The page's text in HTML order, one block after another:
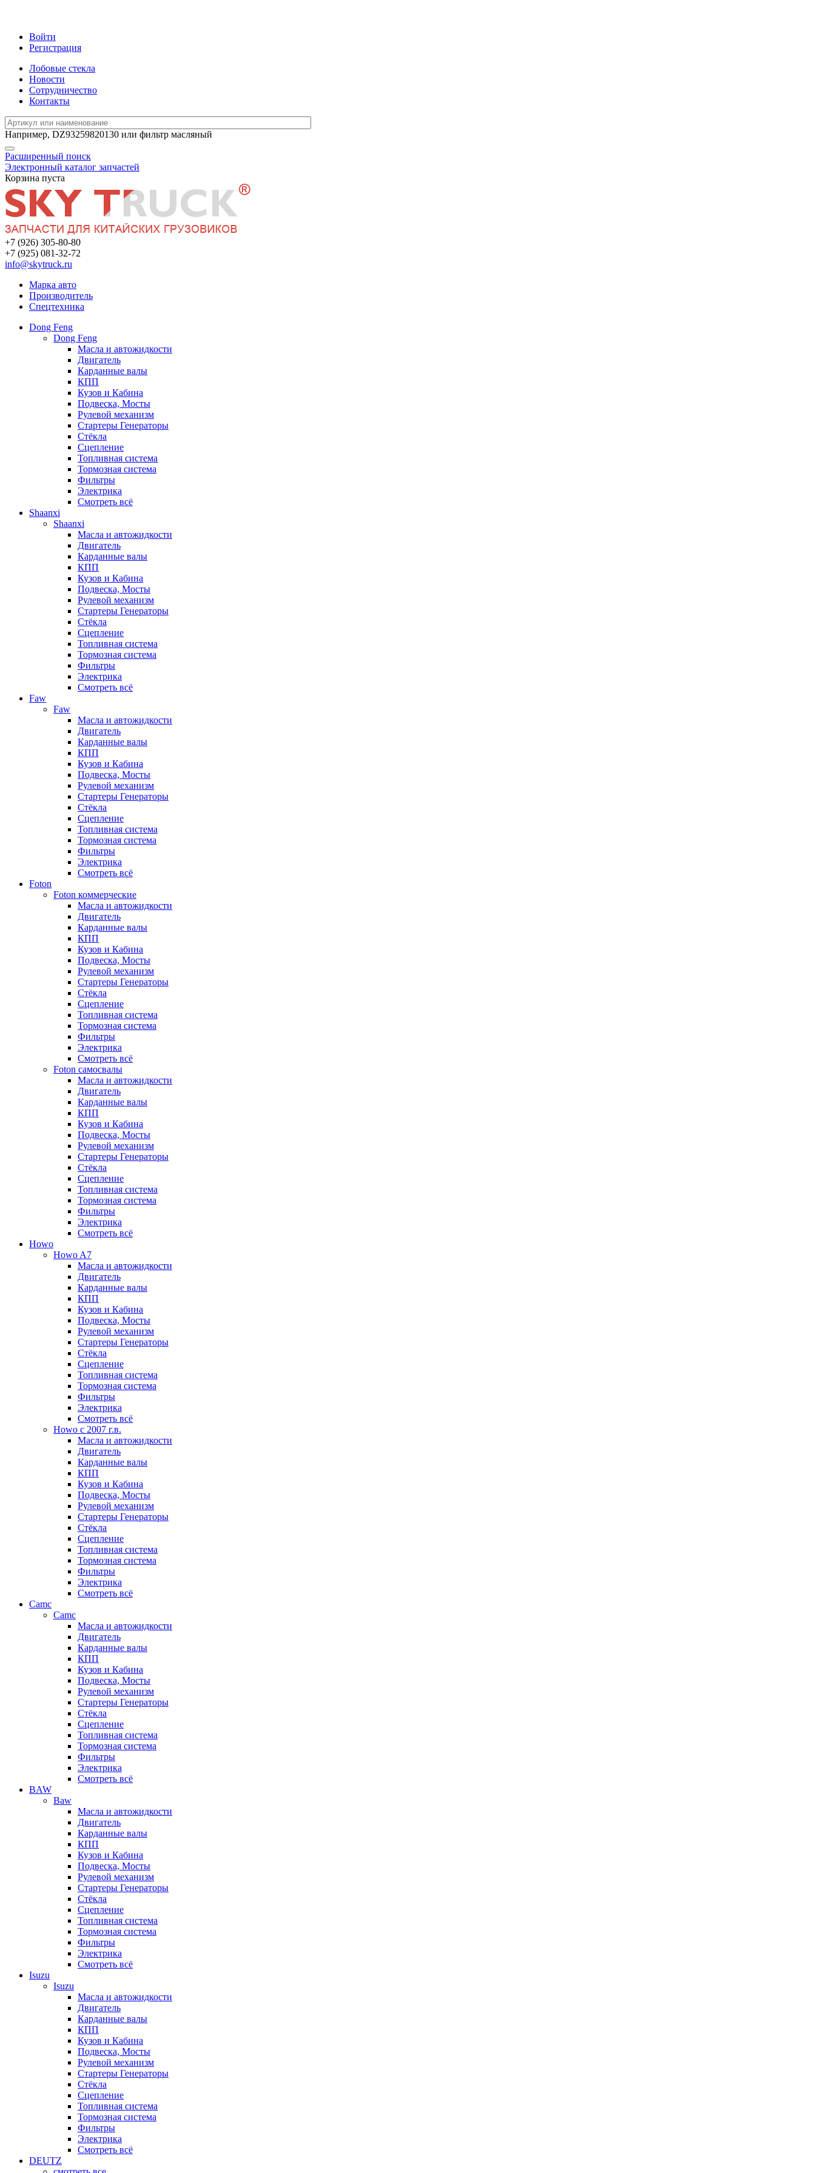
Войти
Регистрация
Лобовые стекла
Новости
Сотрудничество
Контакты
Например, DZ93259820130 или фильтр масляный
Расширенный поиск
Электронный каталог запчастей
Корзина пуста
+7 (926) 305-80-80
+7 (925) 081-32-72
info@skytruck.ru
Марка авто
Производитель
Спецтехника
Dong Feng
Dong Feng
Масла и автожидкости
Двигатель
Карданные валы
КПП
Кузов и Кабина
Подвеска, Мосты
Рулевой механизм
Стартеры Генераторы
Стёкла
Сцепление
Топливная система
Тормозная система
Фильтры
Электрика
Смотреть всё
Shaanxi
Shaanxi
Масла и автожидкости
Двигатель
Карданные валы
КПП
Кузов и Кабина
Подвеска, Мосты
Рулевой механизм
Стартеры Генераторы
Стёкла
Сцепление
Топливная система
Тормозная система
Фильтры
Электрика
Смотреть всё
Faw
Faw
Масла и автожидкости
Двигатель
Карданные валы
КПП
Кузов и Кабина
Подвеска, Мосты
Рулевой механизм
Стартеры Генераторы
Стёкла
Сцепление
Топливная система
Тормозная система
Фильтры
Электрика
Смотреть всё
Foton
Foton коммерческие
Масла и автожидкости
Двигатель
Карданные валы
КПП
Кузов и Кабина
Подвеска, Мосты
Рулевой механизм
Стартеры Генераторы
Стёкла
Сцепление
Топливная система
Тормозная система
Фильтры
Электрика
Смотреть всё
Foton самосвалы
Масла и автожидкости
Двигатель
Карданные валы
КПП
Кузов и Кабина
Подвеска, Мосты
Рулевой механизм
Стартеры Генераторы
Стёкла
Сцепление
Топливная система
Тормозная система
Фильтры
Электрика
Смотреть всё
Howo
Howo A7
Масла и автожидкости
Двигатель
Карданные валы
КПП
Кузов и Кабина
Подвеска, Мосты
Рулевой механизм
Стартеры Генераторы
Стёкла
Сцепление
Топливная система
Тормозная система
Фильтры
Электрика
Смотреть всё
Howo c 2007 г.в.
Масла и автожидкости
Двигатель
Карданные валы
КПП
Кузов и Кабина
Подвеска, Мосты
Рулевой механизм
Стартеры Генераторы
Стёкла
Сцепление
Топливная система
Тормозная система
Фильтры
Электрика
Смотреть всё
Camc
Camc
Масла и автожидкости
Двигатель
Карданные валы
КПП
Кузов и Кабина
Подвеска, Мосты
Рулевой механизм
Стартеры Генераторы
Стёкла
Сцепление
Топливная система
Тормозная система
Фильтры
Электрика
Смотреть всё
BAW
Baw
Масла и автожидкости
Двигатель
Карданные валы
КПП
Кузов и Кабина
Подвеска, Мосты
Рулевой механизм
Стартеры Генераторы
Стёкла
Сцепление
Топливная система
Тормозная система
Фильтры
Электрика
Смотреть всё
Isuzu
Isuzu
Масла и автожидкости
Двигатель
Карданные валы
КПП
Кузов и Кабина
Подвеска, Мосты
Рулевой механизм
Стартеры Генераторы
Стёкла
Сцепление
Топливная система
Тормозная система
Фильтры
Электрика
Смотреть всё
DEUTZ